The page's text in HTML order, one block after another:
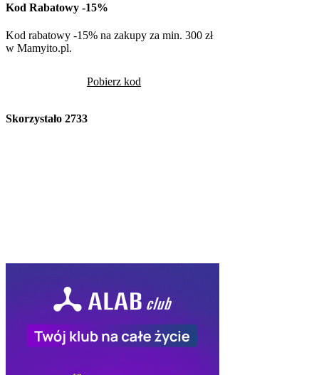
Kod Rabatowy -15%
Kod rabatowy -15% na zakupy za min. 300 zł
w Mamyito.pl.
Pobierz kod
Skorzystało 2733